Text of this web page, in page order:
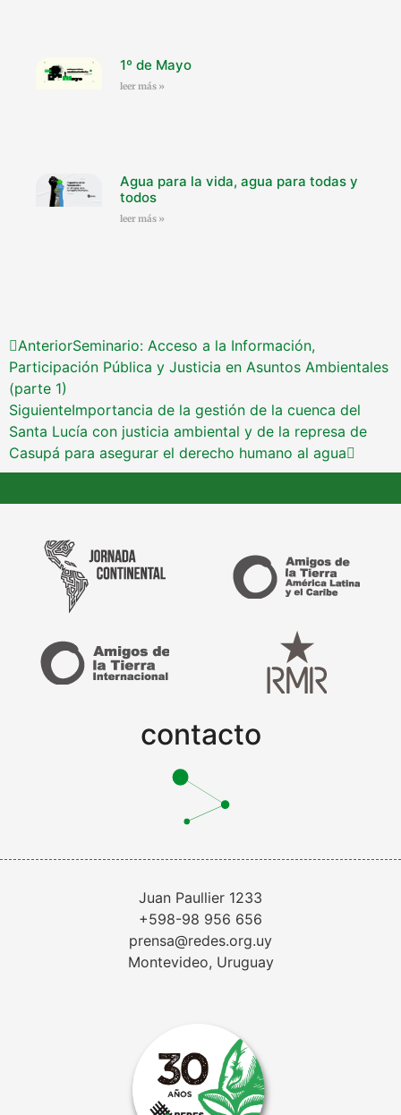
1º de Mayo
leer más »
Agua para la vida, agua para todas y
todos
leer más »
AnteriorSeminario: Acceso a la Información,
Participación Pública y Justicia en Asuntos Ambientales
(parte 1)
SiguienteImportancia de la gestión de la cuenca del
Santa Lucía con justicia ambiental y de la represa de
Casupá para asegurar el derecho humano al agua
contacto
Juan Paullier 1233
+598-98 956 656
prensa@redes.org.uy
Montevideo, Uruguay